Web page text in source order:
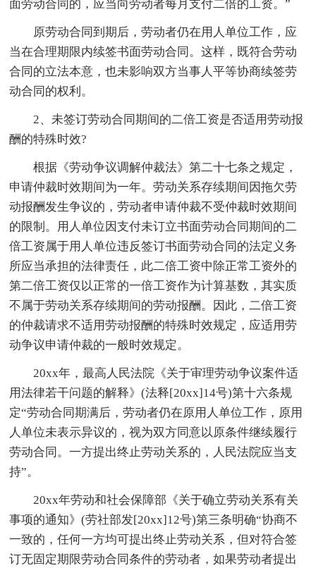
面劳动合同的，应当向劳动者每月支付二倍的工资。”
原劳动合同到期后，劳动者仍在用人单位工作，应
当在合理期限内续签书面劳动合同。这样，既符合劳动
合同的立法本意，也未影响双方当事人平等协商续签劳
动合同的权利。
2、未签订劳动合同期间的二倍工资是否适用劳动报
酬的特殊时效?
根据《劳动争议调解仲裁法》第二十七条之规定，
申请仲裁时效期间为一年。劳动关系存续期间因拖欠劳
动报酬发生争议的，劳动者申请仲裁不受仲裁时效期间
的限制。用人单位因支付未订立书面劳动合同期间的二
倍工资属于用人单位违反签订书面劳动合同的法定义务
所应当承担的法律责任，此二倍工资中除正常工资外的
第二倍工资仅以正常的一倍工资作为计算基数，其实质
不属于劳动关系存续期间的劳动报酬。因此，二倍工资
的仲裁请求不适用劳动报酬的特殊时效规定，应适用劳
动争议申请仲裁的一般时效规定。
20xx年，最高人民法院《关于审理劳动争议案件适
用法律若干问题的解释》(法释[20xx]14号)第十六条规
定“劳动合同期满后，劳动者仍在原用人单位工作，原用
人单位未表示异议的，视为双方同意以原条件继续履行
劳动合同。一方提出终止劳动关系的，人民法院应当支
持”。
20xx年劳动和社会保障部《关于确立劳动关系有关
事项的通知》(劳社部发[20xx]12号)第三条明确“协商不
一致的，任何一方均可提出终止劳动关系，但对符合签
订无固定期限劳动合同条件的劳动者，如果劳动者提出